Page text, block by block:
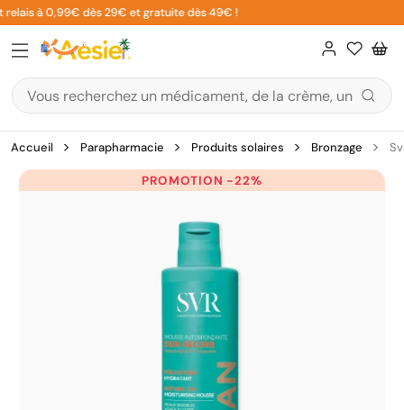
Aller
au
contenu
à 0,99€ dès 29€ et gratuite dès 49€ !
Accueil Parapharmacie Produits solaires Bronzage
PROMOTION -22%